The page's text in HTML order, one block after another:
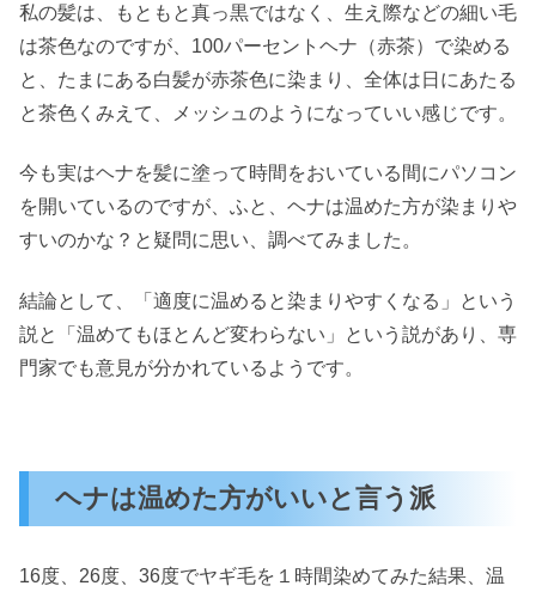
私の髪は、もともと真っ黒ではなく、生え際などの細い毛
は茶色なのですが、100パーセントヘナ（赤茶）で染める
と、たまにある白髪が赤茶色に染まり、全体は日にあたる
と茶色くみえて、メッシュのようになっていい感じです。
今も実はヘナを髪に塗って時間をおいている間にパソコン
を開いているのですが、ふと、ヘナは温めた方が染まりや
すいのかな？と疑問に思い、調べてみました。
結論として、「適度に温めると染まりやすくなる」という
説と「温めてもほとんど変わらない」という説があり、専
門家でも意見が分かれているようです。
ヘナは温めた方がいいと言う派
16度、26度、36度でヤギ毛を１時間染めてみた結果、温